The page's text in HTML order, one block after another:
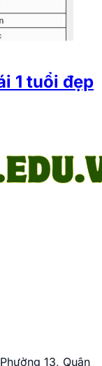
1 tuổi đẹp
13, Quận